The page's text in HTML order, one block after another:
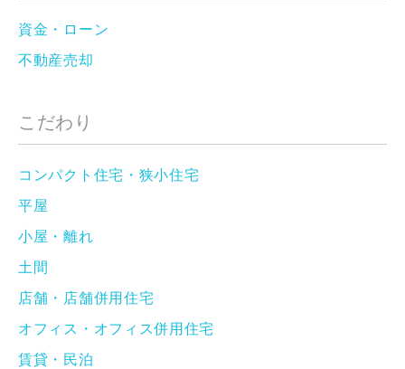
資金・ローン
不動産売却
こだわり
コンパクト住宅・狭小住宅
平屋
小屋・離れ
土間
店舗・店舗併用住宅
オフィス・オフィス併用住宅
賃貸・民泊